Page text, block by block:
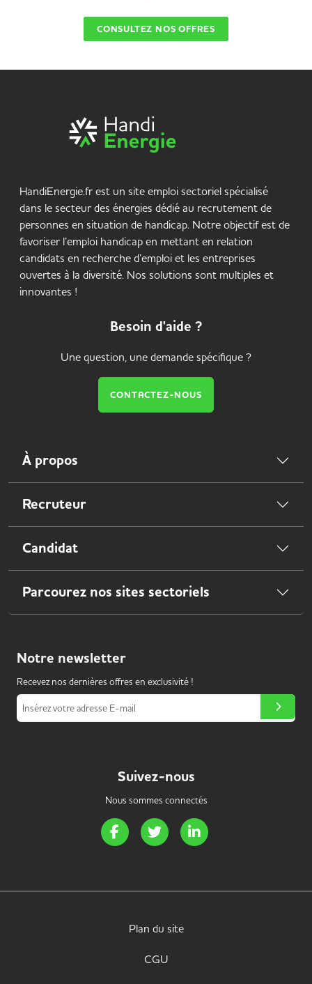
CONSULTEZ NOS OFFRES
HandiEnergie.fr est un site emploi sectoriel spécialisé
dans le secteur des énergies dédié au recrutement de
personnes en situation de handicap. Notre objectif est de
favoriser l’emploi handicap en mettant en relation
candidats en recherche d’emploi et les entreprises
ouvertes à la diversité. Nos solutions sont multiples et
innovantes !
Besoin d'aide ?
Une question, une demande spécifique ?
CONTACTEZ-NOUS
À propos
Recruteur
Candidat
Parcourez nos sites sectoriels
Notre newsletter
Recevez nos dernières offres en exclusivité !
Insérez votre adresse E-mail
Suivez-nous
Nous sommes connectés
Page Facebook de Handi Energie
Page Twitter de Handi Energie
Plan du site
CGU